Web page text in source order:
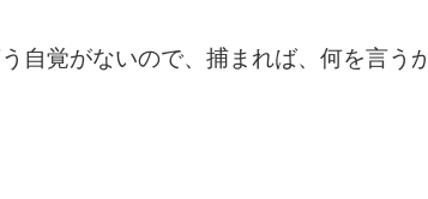
自覚がないので、捕まれば、何を言う